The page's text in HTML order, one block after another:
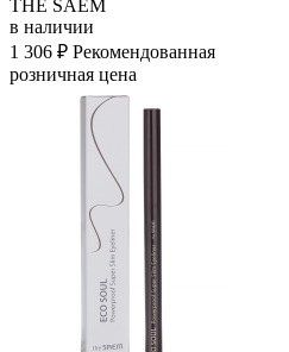
THE SAEM
в наличии
1 306 ₽ Рекомендованная
розничная цена